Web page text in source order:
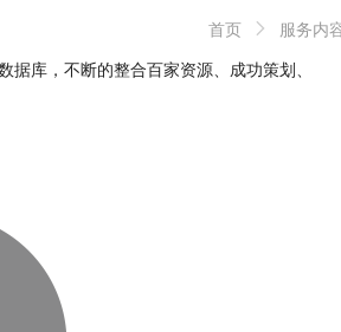
首页 服务内
库，不断的整合百家资源、成功策划、